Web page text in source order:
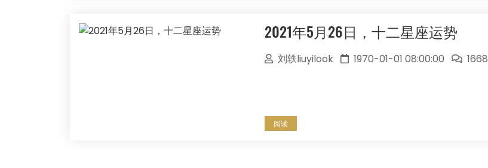
2021年5月26日，十二星座运势
刘轶liuyilook 1970-01-01 08:00:00 1668
阅读